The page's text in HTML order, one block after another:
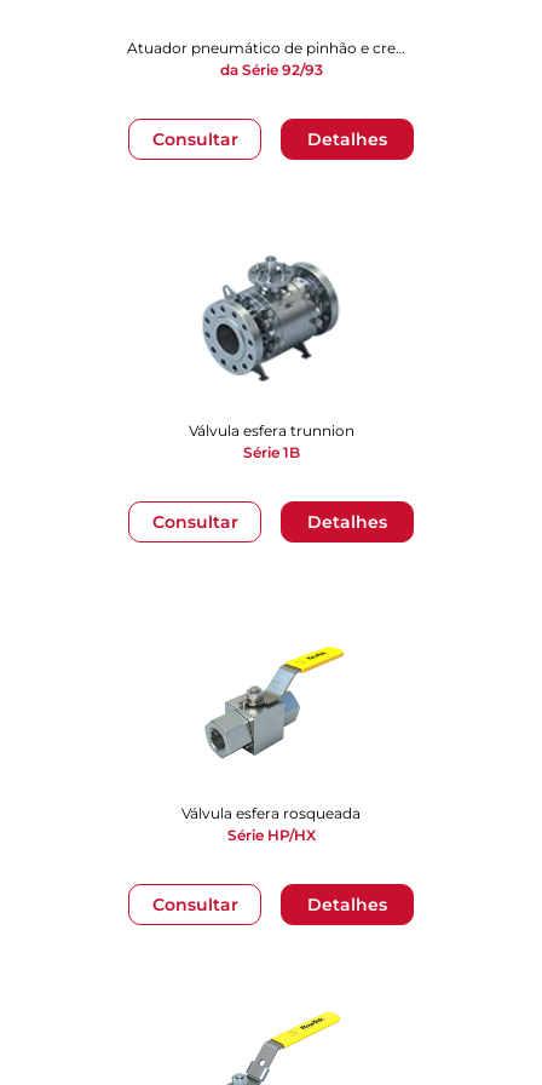
Consultar Detalhes
Atuador pneumático de pinhão e cremalheira
da Série 92/93
Consultar Detalhes
Válvula esfera trunnion
Série 1B
Consultar Detalhes
Válvula esfera rosqueada
Série HP/HX